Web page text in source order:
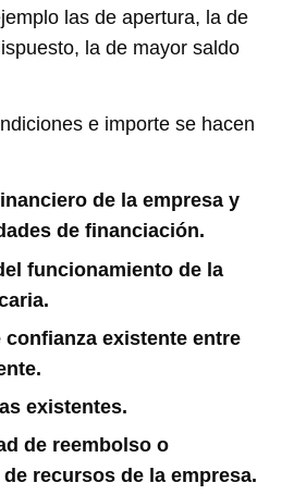
las de apertura, la de
la de mayor saldo
e importe se hacen
de la empresa y
de financiación.
funcionamiento de la
confianza existente entre
existentes.
de reembolso o
recursos de la empresa.